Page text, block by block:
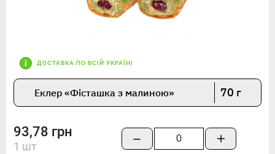
ДОСТАВКА ПО ВСІЙ УКРАЇНІ
Еклер «Фісташка з малиною» 70 г
93,78 грн
1 шт